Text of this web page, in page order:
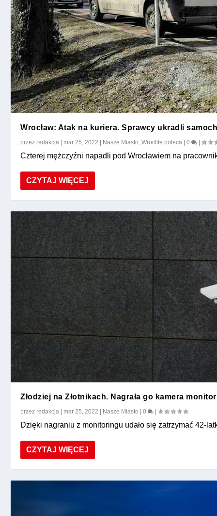
Wrocław: Atak na kuriera. Sprawcy ukradli
przezredakcja |mar 25, 2022 Nasze Miasto,Wroclife poleca |0 |
Czterej mężczyźni napadli pod Wrocławiem na
CZYTAJ WIĘCEJ
Złodziej na Złotnikach. Nagrała go kamera
przezredakcja |mar 25, 2022 Nasze Miasto |0 |
Dzięki nagraniu z monitoringu udało się zatrzymać 42-
CZYTAJ WIĘCEJ